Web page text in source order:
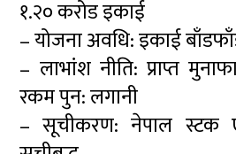
१.२० करोड इकाई
– योजना अवधि: इकाई
– लाभांश नीति: प्राप्त
रकम पुन: लगानी
– सूचीकरण: नेपाल स्टक